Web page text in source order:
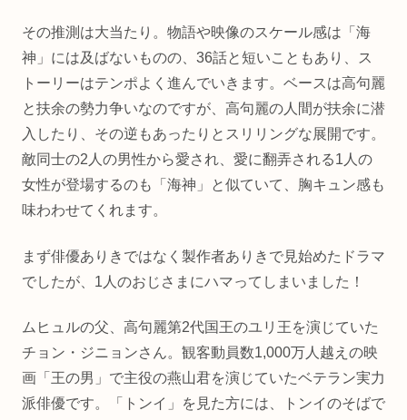
その推測は大当たり。物語や映像のスケール感は「海
神」には及ばないものの、36話と短いこともあり、ス
トーリーはテンポよく進んでいきます。ベースは高句麗
と扶余の勢力争いなのですが、高句麗の人間が扶余に潜
入したり、その逆もあったりとスリリングな展開です。
敵同士の2人の男性から愛され、愛に翻弄される1人の
女性が登場するのも「海神」と似ていて、胸キュン感も
味わわせてくれます。
まず俳優ありきではなく製作者ありきで見始めたドラマ
でしたが、1人のおじさまにハマってしまいました！
ムヒュルの父、高句麗第2代国王のユリ王を演じていた
チョン・ジニョンさん。観客動員数1,000万人越えの映
画「王の男」で主役の燕山君を演じていたベテラン実力
派俳優です。「トンイ」を見た方には、トンイのそばで